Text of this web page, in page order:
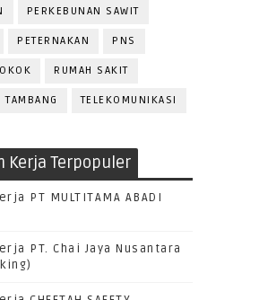
PERKEBUNAN SAWIT
PETERNAKAN PNS
RUMAH SAKIT
TAMBANG TELEKOMUNIKASI
Kerja Terpopuler
PT MULTITAMA ABADI
PT. Chai Jaya Nusantara